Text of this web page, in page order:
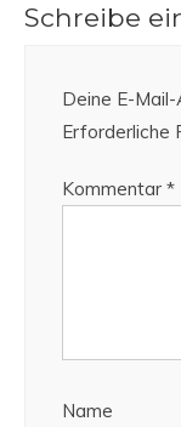
Schreibe
Deine E-
Erforderliche
Kommentar *
Name